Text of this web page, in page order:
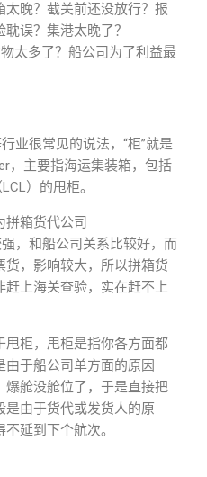
晚？截关前还没放行？报
误？集港太晚了？
太多了？船公司为了利益最
业很常见的说法，“柜”就是
，主要指海运集装箱，包括
）的甩柜。
拼箱货代公司
，和船公司关系比较好，而
货，影响较大，所以拼箱货
上海关查验，实在赶不上
柜，甩柜是指你各方面都
于船公司单方面的原因
爆舱没舱位了，于是直接把
由于货代或发货人的原
延到下个航次。